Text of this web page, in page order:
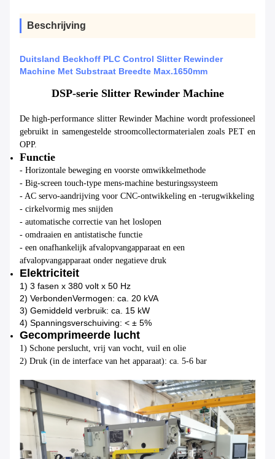
Beschrijving
Duitsland Beckhoff PLC Control Slitter Rewinder
Machine Met Substraat Breedte Max.1650mm
DSP-serie Slitter Rewinder Machine
De high-performance slitter Rewinder Machine wordt professioneel
gebruikt in samengestelde stroomcollectormaterialen zoals PET en
OPP.
Functie
- Horizontale beweging en voorste omwikkelmethode
- Big-screen touch-type mens-machine besturingssysteem
- AC servo-aandrijving voor CNC-ontwikkeling en -terugwikkeling
- cirkelvormig mes snijden
- automatische correctie van het loslopen
- omdraaien en antistatische functie
- een onafhankelijk afvalopvangapparaat en een
afvalopvangapparaat onder negatieve druk
Elektriciteit
1) 3 fasen x 380 volt x 50 Hz
2) VerbondenVermogen: ca. 20 kVA
3) Gemiddeld verbruik: ca. 15 kW
4) Spanningsverschuiving: < ± 5%
Gecomprimeerde lucht
1) Schone perslucht, vrij van vocht, vuil en olie
2) Druk (in de interface van het apparaat): ca. 5-6 bar